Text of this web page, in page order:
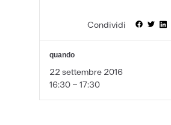
Condividi
quando
22 settembre 2016
16:30 - 17:30